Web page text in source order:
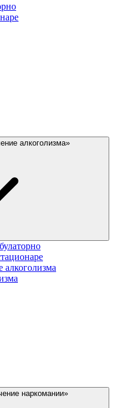
алкоголизма»
алкоголизма
наркомании»